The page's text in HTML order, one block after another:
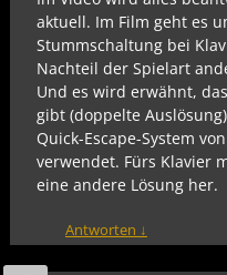
aktuell. Im Film geht es
Stummschaltung bei
Nachteil der Spielart
Und es wird erwähnt,
gibt (doppelte
Quick-Escape-System
verwendet. Fürs Klavier
eine andere Lösung her.
Antworten ↓